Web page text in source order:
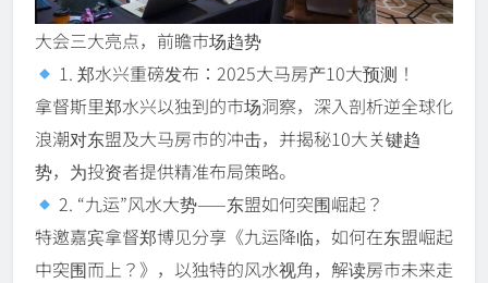
大会三大亮点，前瞻市场趋势
1. 郑水兴重磅发布：2025大马房产10大预测！
拿督斯里郑水兴以独到的市场洞察，深入剖析逆全球化
浪潮对东盟及大马房市的冲击，并揭秘10大关键趋
势，为投资者提供精准布局策略。
2. “九运”风水大势——东盟如何突围崛起？
特邀嘉宾拿督郑博见分享《九运降临，如何在东盟崛起
中突围而上？》，以独特的风水视角，解读房市未来走